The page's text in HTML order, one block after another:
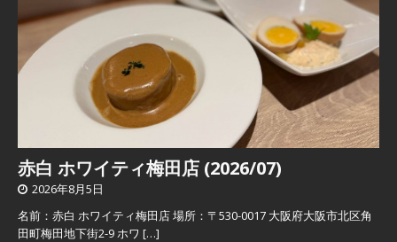
赤白 ホワイティ梅田店 (2026/07)
2026年8月5日
名前：赤白 ホワイティ梅田店 場所：〒530-0017 大阪府大阪市北区角
田町梅田地下街2-9 ホワ […]